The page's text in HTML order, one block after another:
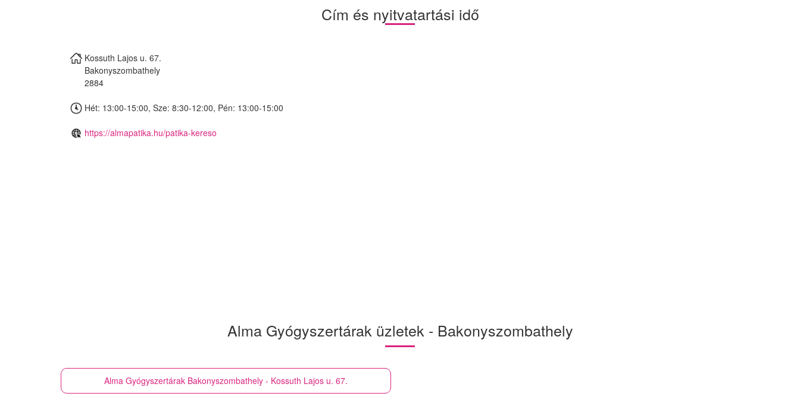
Cím és nyitvatartási idő
Kossuth Lajos u. 67.
Bakonyszombathely
2884
Hét: 13:00-15:00, Sze: 8:30-12:00, Pén: 13:00-15:00
https://almapatika.hu/patika-kereso
Alma Gyógyszertárak üzletek - Bakonyszombathely
Alma Gyógyszertárak Bakonyszombathely - Kossuth Lajos u. 67.